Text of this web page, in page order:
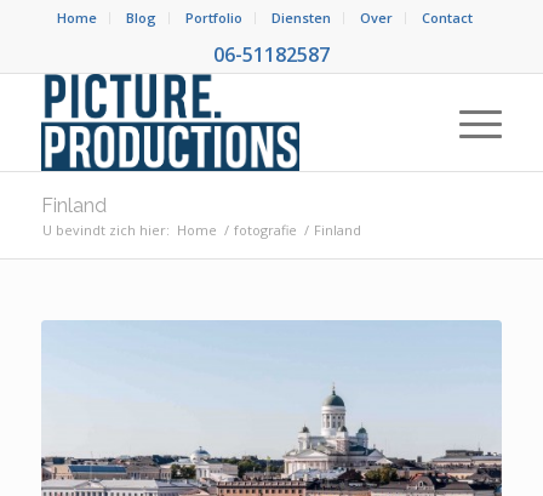
Home Blog Portfolio Diensten Over Contact
06-51182587
Finland
U bevindt zich hier: Home / fotografie / Finland
Finland